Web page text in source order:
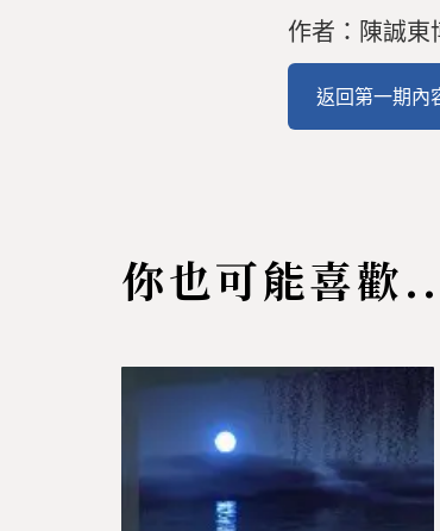
作者：陳誠東
返回第一期內
你也可能喜歡